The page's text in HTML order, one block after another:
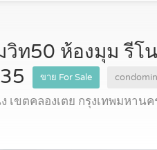
ท50 ห้องมุม รีโ
ขาย For Sale
ขตคลองเตย กรุงเทพมหาน